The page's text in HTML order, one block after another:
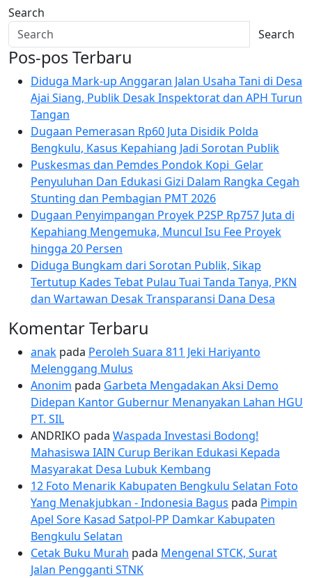
Search
Search
Pos-pos Terbaru
Diduga Mark-up Anggaran Jalan Usaha Tani di Desa
Ajai Siang, Publik Desak Inspektorat dan APH Turun
Tangan
Dugaan Pemerasan Rp60 Juta Disidik Polda
Bengkulu, Kasus Kepahiang Jadi Sorotan Publik
Puskesmas dan Pemdes Pondok Kopi Gelar
Penyuluhan Dan Edukasi Gizi Dalam Rangka Cegah
Stunting dan Pembagian PMT 2026
Dugaan Penyimpangan Proyek P2SP Rp757 Juta di
Kepahiang Mengemuka, Muncul Isu Fee Proyek
hingga 20 Persen
Diduga Bungkam dari Sorotan Publik, Sikap
Tertutup Kades Tebat Pulau Tuai Tanda Tanya, PKN
dan Wartawan Desak Transparansi Dana Desa
Komentar Terbaru
anak pada Peroleh Suara 811 Jeki Hariyanto
Melenggang Mulus
Anonim pada Garbeta Mengadakan Aksi Demo
Didepan Kantor Gubernur Menanyakan Lahan HGU
PT. SIL
ANDRIKO pada Waspada Investasi Bodong!
Mahasiswa IAIN Curup Berikan Edukasi Kepada
Masyarakat Desa Lubuk Kembang
12 Foto Menarik Kabupaten Bengkulu Selatan Foto
Yang Menakjubkan - Indonesia Bagus pada Pimpin
Apel Sore Kasad Satpol-PP Damkar Kabupaten
Bengkulu Selatan
Cetak Buku Murah pada Mengenal STCK, Surat
Jalan Pengganti STNK